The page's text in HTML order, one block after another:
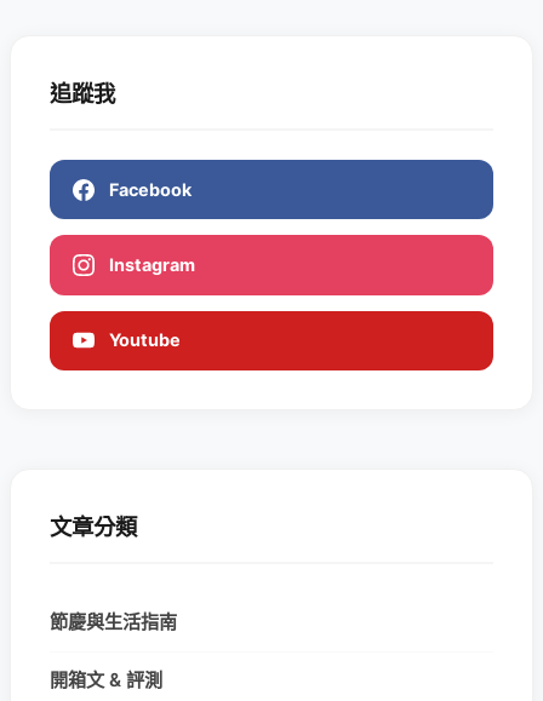
追蹤我
Facebook
Instagram
Youtube
文章分類
節慶與生活指南
開箱文 & 評測